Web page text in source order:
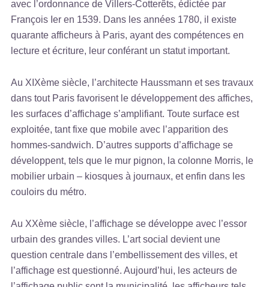
avec l’ordonnance de Villers-Cotterêts, édictée par
François Ier en 1539. Dans les années 1780, il existe
quarante afficheurs à Paris, ayant des compétences en
lecture et écriture, leur conférant un statut important.
Au XIXème siècle, l’architecte Haussmann et ses travaux
dans tout Paris favorisent le développement des affiches,
les surfaces d’affichage s’amplifiant. Toute surface est
exploitée, tant fixe que mobile avec l’apparition des
hommes-sandwich. D’autres supports d’affichage se
développent, tels que le mur pignon, la colonne Morris, le
mobilier urbain – kiosques à journaux, et enfin dans les
couloirs du métro.
Au XXème siècle, l’affichage se développe avec l’essor
urbain des grandes villes. L’art social devient une
question centrale dans l’embellissement des villes, et
l’affichage est questionné. Aujourd’hui, les acteurs de